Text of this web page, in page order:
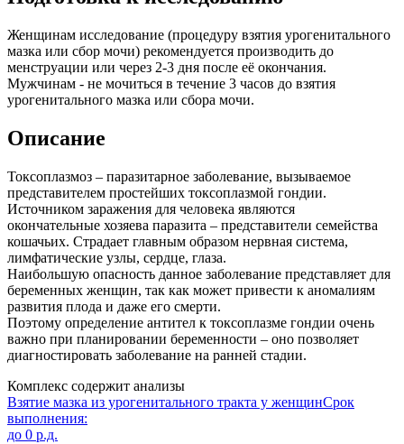
Женщинам исследование (процедуру взятия урогенитального
мазка или сбор мочи) рекомендуется производить до
менструации или через 2-3 дня после её окончания.
Мужчинам - не мочиться в течение 3 часов до взятия
урогенитального мазка или сбора мочи.
Описание
Токсоплазмоз – паразитарное заболевание, вызываемое
представителем простейших токсоплазмой гондии.
Источником заражения для человека являются
окончательные хозяева паразита – представители семейства
кошачьих. Страдает главным образом нервная система,
лимфатические узлы, сердце, глаза.
Наибольшую опасность данное заболевание представляет для
беременных женщин, так как может привести к аномалиям
развития плода и даже его смерти.
Поэтому определение антител к токсоплазме гондии очень
важно при планировании беременности – оно позволяет
диагностировать заболевание на ранней стадии.
Комплекс содержит анализы
Взятие мазка из урогенитального тракта у женщинСрок
выполнения:
до 0 р.д.